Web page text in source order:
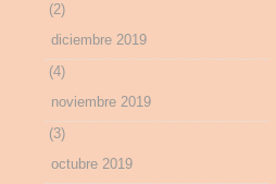
(2)
diciembre 2019
(4)
noviembre 2019
(3)
octubre 2019